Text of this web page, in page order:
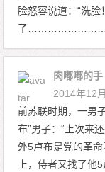
脸怒容说道：“
了
肉嘟嘟的手
2014年12
前苏联时期，一男
布”男子：“上次来
外5卢布是党的革
上，侍者又找了他